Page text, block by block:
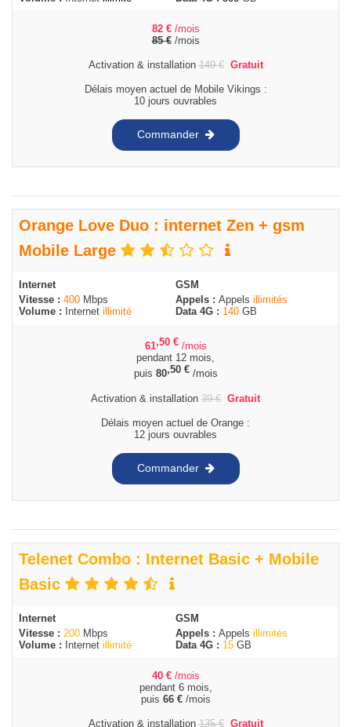
82 € /mois
85€/mois
Activation & installation149€ Gratuit
Délais moyen actuel de Mobile Vikings :
10 jours ouvrables
Commander
Orange Love Duo : internet Zen + gsm
Mobile Large
Internet
Vitesse : 400 Mbps
Volume :
Internet illimité
GSM
Appels : Appels illimités
Data 4G : 140 GB
61,50 € /mois
pendant 12 mois,
puis 80,50 €/mois
Activation & installation 39€ Gratuit
Délais moyen actuel de Orange :
12 jours ouvrables
Commander
Telenet Combo : Internet Basic + Mobile
Basic
Internet
Vitesse : 200 Mbps
Volume : Internet illimité
GSM
Appels : Appels illimités
Data 4G : 15 GB
40 € /mois
pendant 6 mois,
puis 66 €/mois
Activation & installation135€ Gratuit